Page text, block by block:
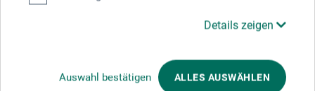
Details zeigen
Auswahl bestätigen ALLES AUSWÄHLEN